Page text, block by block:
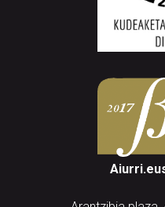
Arantzibia plaza,
Tel.: 943 300